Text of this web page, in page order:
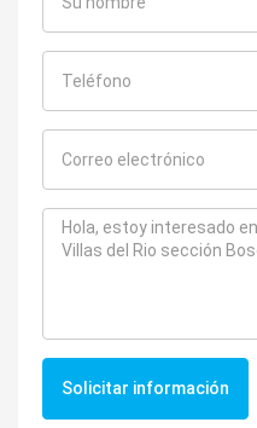
Solicitar información